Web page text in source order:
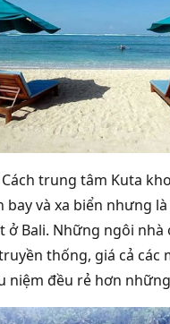
trung tâm Kuta
bay và xa biển nhưng
ở Bali. Những ngôi nhà
thống, giá cả các
niệm đều rẻ hơn